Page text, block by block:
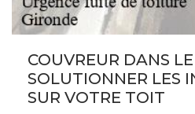
COUVREUR DANS
SOLUTIONNER LES
SUR VOTRE TOIT